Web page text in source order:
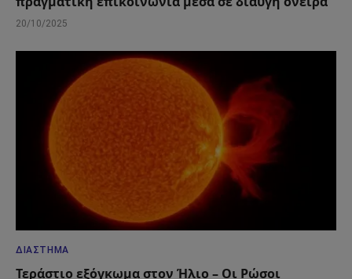
20/10/2025
ΔΙΆΣΤΗΜΑ
Τεράστιο εξόγκωμα στον Ήλιο – Οι Ρώσοι